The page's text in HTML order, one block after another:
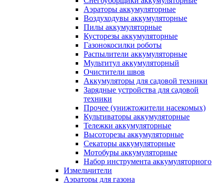
Аэраторы аккумуляторные
Воздуходувы аккумуляторные
Пилы аккумуляторные
Кусторезы аккумуляторные
Газонокосилки роботы
Распылители аккумуляторные
Мультитул аккумуляторный
Очистители швов
Аккумуляторы для садовой техники
Зарядные устройства для садовой
техники
Прочее (унижтожители насекомых)
Культиваторы аккумуляторные
Тележки аккумуляторные
Высоторезы аккумуляторные
Секаторы аккумуляторные
Мотобуры аккумуляторные
Набор инструмента аккумуляторного
Измельчители
Аэраторы для газона